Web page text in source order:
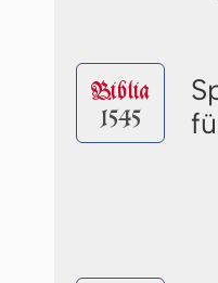
Biblia
1545